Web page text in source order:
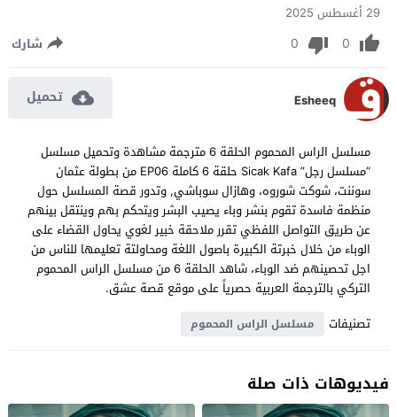
29 أغسطس 2025
0
0 شارك
Esheeq تحميل
مسلسل الراس المحموم الحلقة 6 مترجمة مشاهدة وتحميل مسلسل
“مسلسل رجل” Sicak Kafa حلقة 6 كاملة EP06 من بطولة عثمان
سوننت، شوكت شوروه، وهازال سوباشي, وتدور قصة المسلسل حول
منظمة فاسدة تقوم بنشر وباء يصيب البشر ويتحكم بهم وينتقل بينهم
عن طريق التواصل اللفظي تقرر ملاحقة خبير لغوي يحاول القضاء على
الوباء من خلال خبرتة الكبيرة باصول اللغة ومحاولتة تعليمها للناس من
اجل تحصينهم ضد الوباء، شاهد الحلقة 6 من مسلسل الراس المحموم
التركي بالترجمة العربية حصرياً على موقع قصة عشق.
تصنيفات
مسلسل الراس المحموم
فيديوهات ذات صلة